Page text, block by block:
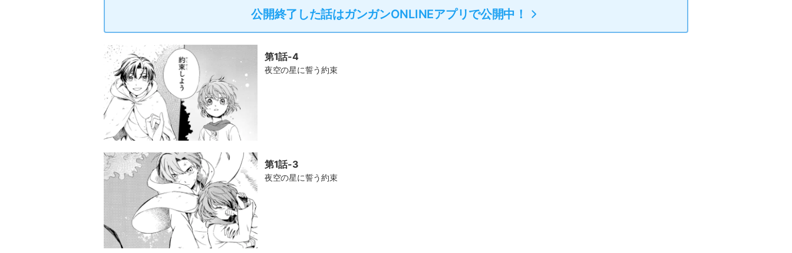
公開終了した話はガンガンONLINEアプリで公開中！
第1話-4
夜空の星に誓う約束
第1話-3
夜空の星に誓う約束